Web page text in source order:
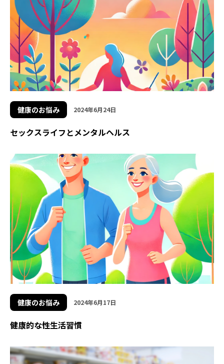
健康のお悩み 2024年6月24日
セックスライフとメンタルヘルス
健康のお悩み 2024年6月17日
健康的な性生活習慣